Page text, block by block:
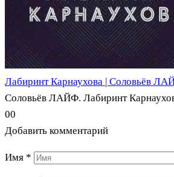
Лабиринт Карнаухова | Соловьёв
Соловьёв ЛАЙФ. Лабиринт
00
Добавить комментарий
Имя *